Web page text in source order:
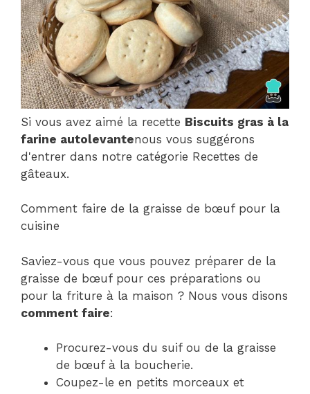
Si vous avez aimé la recette Biscuits gras à la
farine autolevantenous vous suggérons
d'entrer dans notre catégorie Recettes de
gâteaux.
Comment faire de la graisse de bœuf pour la
cuisine
Saviez-vous que vous pouvez préparer de la
graisse de bœuf pour ces préparations ou
pour la friture à la maison ? Nous vous disons
comment faire:
Procurez-vous du suif ou de la graisse
de bœuf à la boucherie.
Coupez-le en petits morceaux et